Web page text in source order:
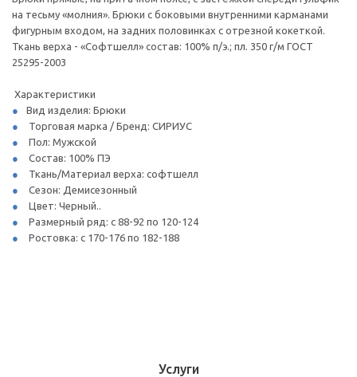
на тесьму «молния». Брюки с боковыми внутренними карманами
фигурным входом, на задних половинках с отрезной кокеткой.
Ткань верха - «Софтшелл» состав: 100% п/э.; пл. 350 г/м ГОСТ
25295-2003
Характеристики
Вид изделия: Брюки
Торговая марка / Бренд: СИРИУС
Пол: Мужской
Состав: 100% ПЭ
Ткань/Материал верха: софтшелл
Сезон: Демисезонный
Цвет: Черный..
Размерный ряд: с 88-92 по 120-124
Ростовка: с 170-176 по 182-188
Услуги